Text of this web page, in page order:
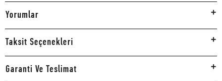
Yorumlar
Taksit Seçenekleri
Garanti Ve Teslimat